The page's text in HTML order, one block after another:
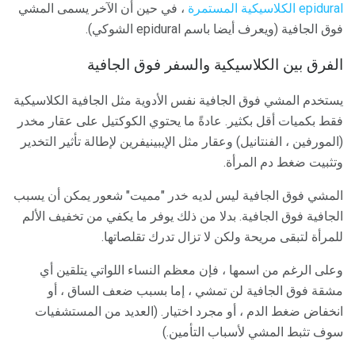
epidural الكلاسيكية المستمرة
، في حين أن الآخر يسمى المشي
فوق الجافية (ويعرف أيضا باسم epidural الشوكي).
الفرق بين الكلاسيكية والسفر فوق الجافية
يستخدم المشي فوق الجافية نفس الأدوية مثل الجافية الكلاسيكية
فقط بكميات أقل بكثير. عادةً ما يحتوي الكوكتيل على عقار مخدر
(المورفين ، الفنتانيل) وعقار مثل الإيبينيفرين لإطالة تأثير التخدير
وتثبيت ضغط دم المرأة.
المشي فوق الجافية ليس لديه خدر "مميت" شعور يمكن أن يسبب
الجافية فوق الجافية. بدلا من ذلك يوفر ما يكفي من تخفيف الألم
للمرأة لتبقى مريحة ولكن لا تزال تدرك تقلصاتها.
وعلى الرغم من اسمها ، فإن معظم النساء اللواتي يتلقين أي
مشقة فوق الجافية لن تمشي ، إما بسبب ضعف الساق ، أو
انخفاض ضغط الدم ، أو مجرد اختيار. (العديد من المستشفيات
سوف تثبط المشي لأسباب التأمين.)